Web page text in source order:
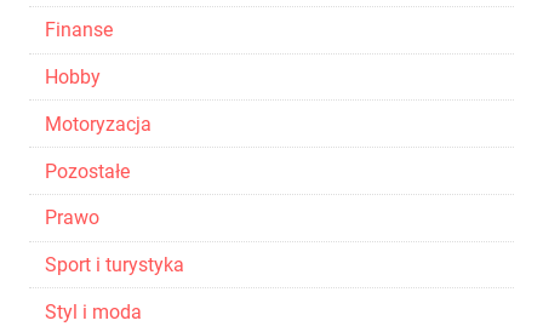
Finanse
Hobby
Motoryzacja
Pozostałe
Prawo
Sport i turystyka
Styl i moda